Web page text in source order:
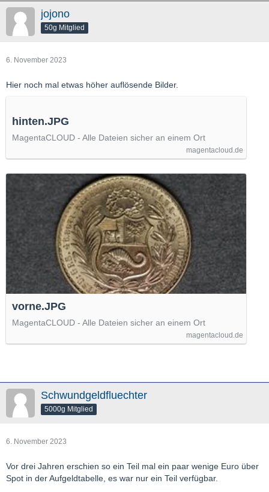
jojono
50g Mitglied
6. November 2023
Hier noch mal etwas höher auflösende Bilder.
hinten.JPG
MagentaCLOUD - Alle Dateien sicher an einem Ort
magentacloud.de
vorne.JPG
MagentaCLOUD - Alle Dateien sicher an einem Ort
magentacloud.de
Schwundgeldfluechter
5000g Mitglied
6. November 2023
Vor drei Jahren erschien so ein Teil mal ein paar wenige Euro über
Spot in der Aufgeldtabelle, es war nur ein Teil verfügbar.